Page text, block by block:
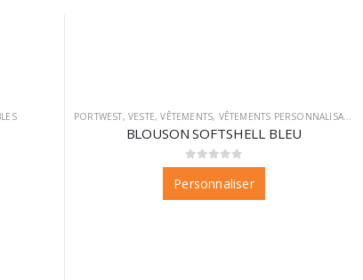
PORTWEST,VESTE,VÊTEMENTS, VÊTEMENTS PERSONNALISABLES
BLOUSON SOFTSHELL BLEU
0sur 5
Personnaliser